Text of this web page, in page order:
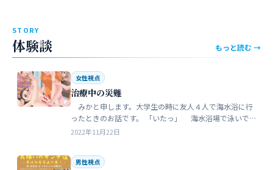
STORY
体験談 もっと読む →
女性視点
治療中の災難
みかと申します。大学生の時に友人４人で海水浴に行
ったときのお話です。 「いたっ」 海水浴場で泳いで
いたら、友人のしいなが空瓶で足を切っちゃったんで
2022年11月22日
男性視点